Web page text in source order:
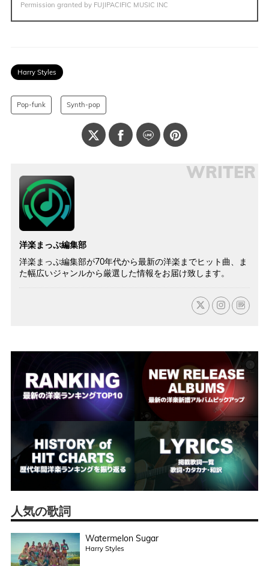
Permission granted by FUJIPACIFIC MUSIC INC
Harry Styles
Pop-funk Synth-pop
WRITER
洋楽まっぷ編集部
洋楽まっぷ編集部が70年代から最新の洋楽までヒット曲、ま
た幅広いジャンルから厳選した情報をお届け致します。
人気の歌詞
Watermelon Sugar
Harry Styles